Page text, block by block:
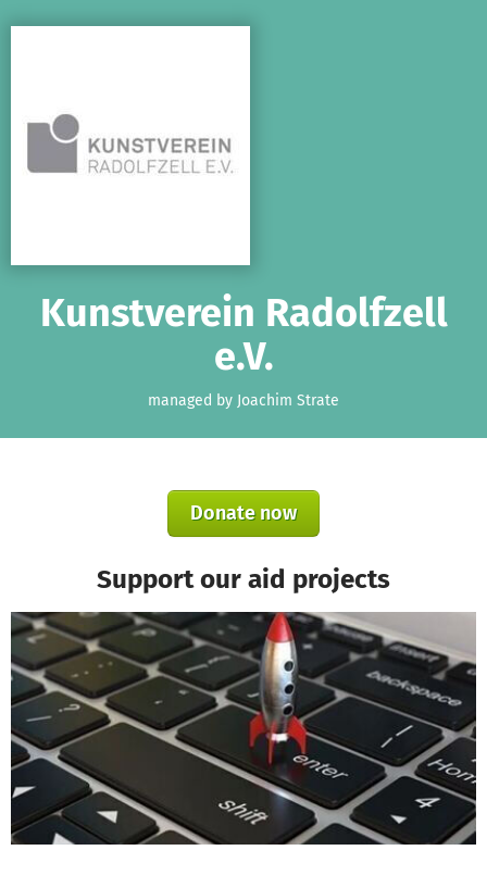
Kunstverein Radolfzell
e.V.
managed by Joachim Strate
Donate now
Support our aid projects